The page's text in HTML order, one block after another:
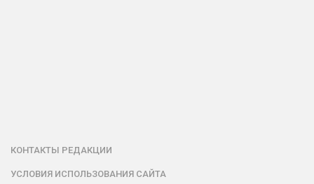
КОНТАКТЫ РЕДАКЦИИ
УСЛОВИЯ ИСПОЛЬЗОВАНИЯ САЙТА